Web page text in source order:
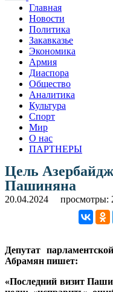
Главная
Новости
Политика
Закавказье
Экономика
Армия
Диаспора
Общество
Аналитика
Культура
Спорт
Мир
О нас
ПАРТНЕРЫ
Цель
Пашиняна
20.04.2024 просмотры:
Депутат
Абрамян пишет:
«Последний визит